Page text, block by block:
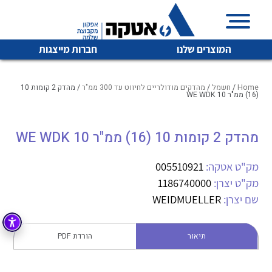
המוצרים שלנו חברות מייצגות
איכות | שרות | זמינות
והפצה של מוצרי
מיתוג, בקרה , ואינסטלציה חשמלית ופעילה ב7 תחומים:
חשמל מיתוג ואינסטלציה חשמלית
בקרה
זיווד
לכל מוצרי היצרן לכל מוצרי היצרן
לכל מוצרי היצרן לכל מוצרי היצרן
Home
/ חשמל / מהדקים מודולריים לחיווט עד 300 ממ"ר / מהדק 2 קומות 10
(16) ממ"ר WE WDK 10
מהדק 2 קומות 10 (16) ממ"ר WE WDK 10
מק"ט אטקה: 005510921
מק"ט יצרן: 1186740000
שם יצרן: WEIDMUELLER
תיאור הורדת PDF